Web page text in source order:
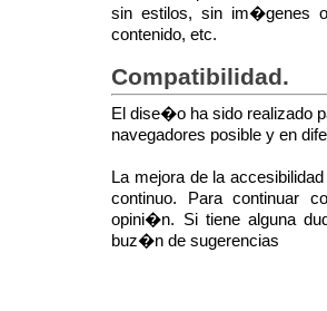
sin estilos, sin im�genes
contenido, etc.
Compatibilidad.
El dise�o ha sido realizado
navegadores posible y en
La mejora de la
continuo. Para continuar
opini�n. Si tiene alguna
buz�n de sugerencias